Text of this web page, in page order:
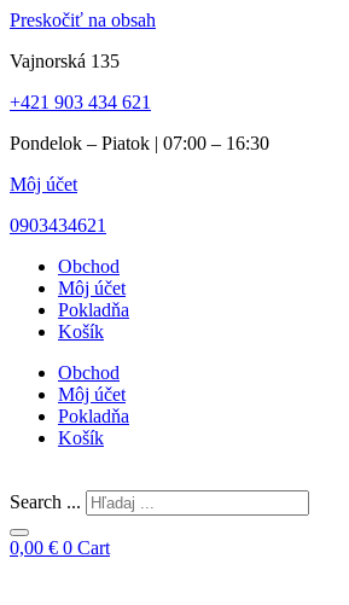
Preskočiť na obsah
Vajnorská 135
+421 903 434 621
Pondelok – Piatok | 07:00 – 16:30
Môj účet
0903434621
Obchod
Môj účet
Pokladňa
Košík
Obchod
Môj účet
Pokladňa
Košík
Search ...
0,00 € 0 Cart